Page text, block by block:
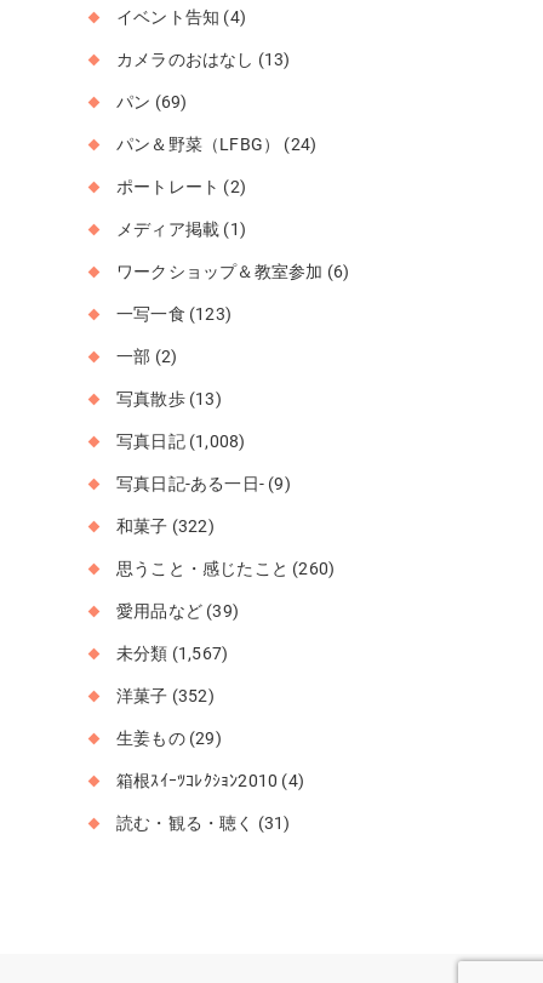
イベント告知 (4)
カメラのおはなし (13)
パン (69)
パン＆野菜（LFBG） (24)
ポートレート (2)
メディア掲載 (1)
ワークショップ＆教室参加 (6)
一写一食 (123)
一部 (2)
写真散歩(13)
写真日記(1,008)
写真日記-ある一日- (9)
和菓子 (322)
思うこと・感じたこと (260)
愛用品など (39)
未分類 (1,567)
洋菓子 (352)
生姜もの(29)
箱根ｽｲｰﾂｺﾚｸｼｮﾝ2010 (4)
読む・観る・聴く (31)